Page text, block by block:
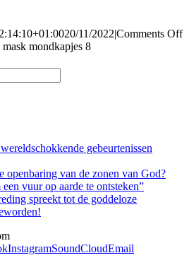
20/11/2022|Comments Off
mask mondkapjes 8
gebeurtenissen
openbaring van de zonen van God?
vuur op aarde te ontsteken”
spreekt tot de goddeloze
InstagramSoundCloudEmail